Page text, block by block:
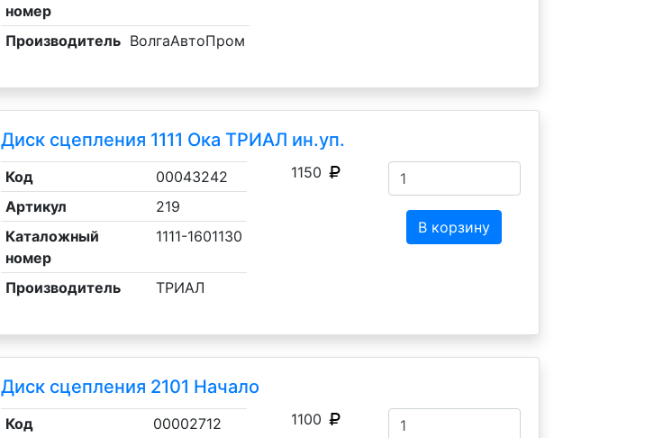
номер
Производитель ВолгаАвтоПром
Диск сцепления 1111 Ока ТРИАЛ ин.уп.
Код
00043242
Артикул
219
Каталожный
номер
1111-1601130
Производитель ТРИАЛ
1150
В корзину
Диск сцепления 2101 Начало
Код
00002712
1100